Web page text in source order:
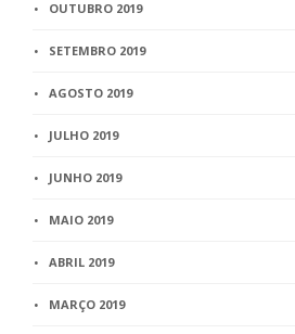
OUTUBRO 2019
SETEMBRO 2019
AGOSTO 2019
JULHO 2019
JUNHO 2019
MAIO 2019
ABRIL 2019
MARÇO 2019